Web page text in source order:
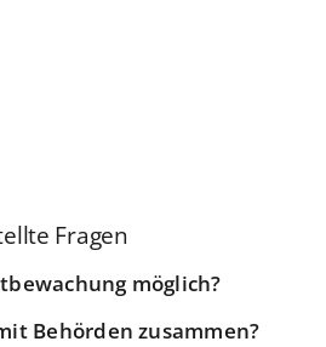
Fragen
möglich?
Behörden zusammen?